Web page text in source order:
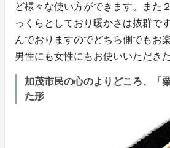
ど様々な使い方ができます。また
っくらとしており暖かさは抜群で
んでおりますのでどちら側でもお
男性にも女性にもお使いいただき
加茂市民の心のよりどころ、「
た形